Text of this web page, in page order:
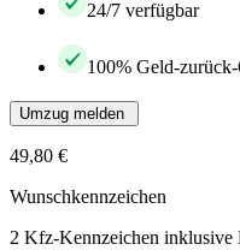
24/7 verfügbar
100% Geld-
Umzug melden
49,80 €
Wunschkennzeichen
2 Kfz-Kennzeichen inklusive